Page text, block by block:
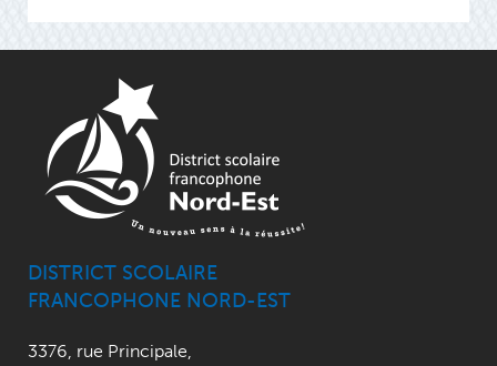
DISTRICT SCOLAIRE
FRANCOPHONE NORD-EST
3376, rue Principale,